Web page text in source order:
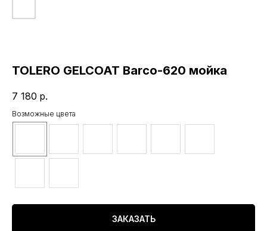
TOLERO GELCOAT Barco-620 мойка
7 180 р.
Возможные цвета
ЗАКАЗАТЬ